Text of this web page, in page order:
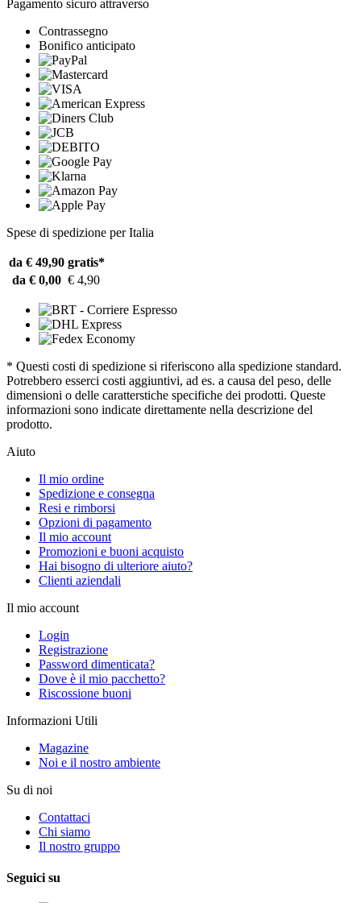
Pagamento sicuro attraverso
Contrassegno
Bonifico anticipato
Spese di spedizione per Italia
da € 49,90 gratis*
da € 0,00 € 4,90
* Questi costi di spedizione si riferiscono alla spedizione standard.
Potrebbero esserci costi aggiuntivi, ad es. a causa del peso, delle
dimensioni o delle caratterstiche specifiche dei prodotti. Queste
informazioni sono indicate direttamente nella descrizione del
prodotto.
Aiuto
Il mio ordine
Spedizione e consegna
Resi e rimborsi
Opzioni di pagamento
Il mio account
Promozioni e buoni acquisto
Hai bisogno di ulteriore aiuto?
Clienti aziendali
Il mio account
Login
Registrazione
Password dimenticata?
Dove è il mio pacchetto?
Riscossione buoni
Informazioni Utili
Magazine
Noi e il nostro ambiente
Su di noi
Contattaci
Chi siamo
Il nostro gruppo
Seguici su